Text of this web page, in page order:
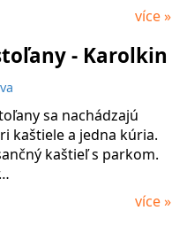
více »
- Karolkin
sa nachádzajú
kaštiele a jedna kúria.
kaštieľ s parkom.
více »